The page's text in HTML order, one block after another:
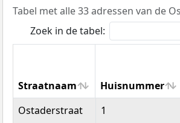
Tabel met alle 33 adressen van de
Zoek in de tabel:
Straatnaam Huisnummer
Straatnaam
Huisnummer
Ostaderstraat 1